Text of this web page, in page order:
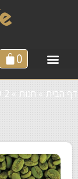
0
דף הבית » חנות » 2 קג פולי קפה ירוק 100% ערביקה